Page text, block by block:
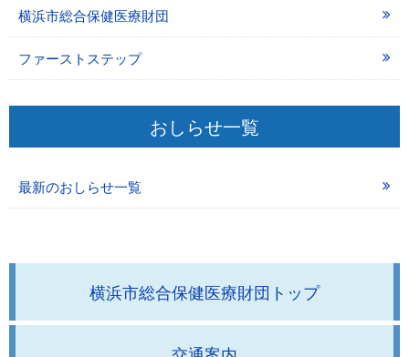
横浜市総合保健医療財団
ファーストステップ
おしらせ一覧
最新のおしらせ一覧
横浜市総合保健医療財団トップ